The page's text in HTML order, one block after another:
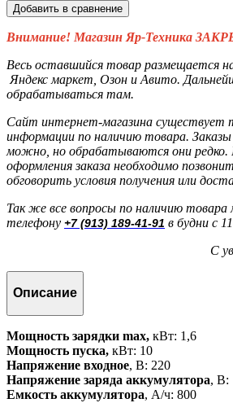
Добавить в сравнение
Внимание! Магазин Яр-Техника
Весь оставшийся товар размещается
Яндекс маркет, Озон и Авито.
обрабатываться там.
Сайт интернет-магазина существует
информации по наличию товара.
можно, но обрабатываются они редко.
оформления заказа необходимо
обговорить условия получения или
Так же все вопросы по наличию
телефону +7 (913) 189-41-91 в будни с
С
Описание
Мощность зарядки max, кВт: 1,6
Мощность пуска, кВт: 10
Напряжение входное, В: 220
Напряжение заряда аккумулятора, В:
Емкость аккумулятора, А/ч: 800